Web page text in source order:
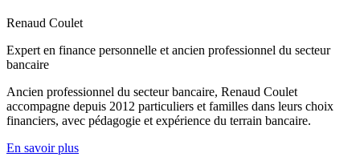
Renaud Coulet
Expert en finance personnelle et ancien professionnel du secteur
bancaire
Ancien professionnel du secteur bancaire, Renaud Coulet
accompagne depuis 2012 particuliers et familles dans leurs choix
financiers, avec pédagogie et expérience du terrain bancaire.
En savoir plus